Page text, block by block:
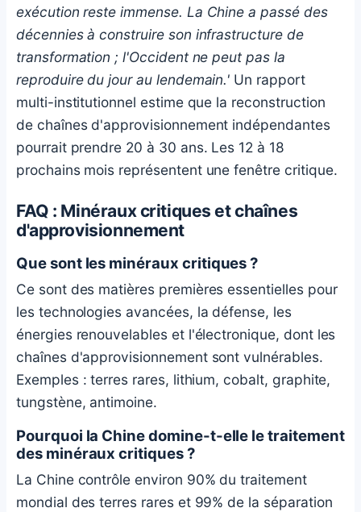
exécution reste immense. La Chine a passé des
décennies à construire son infrastructure de
transformation ; l'Occident ne peut pas la
reproduire du jour au lendemain.' Un rapport
multi-institutionnel estime que la reconstruction
de chaînes d'approvisionnement indépendantes
pourrait prendre 20 à 30 ans. Les 12 à 18
prochains mois représentent une fenêtre critique.
FAQ : Minéraux critiques et chaînes
d'approvisionnement
Que sont les minéraux critiques ?
Ce sont des matières premières essentielles pour
les technologies avancées, la défense, les
énergies renouvelables et l'électronique, dont les
chaînes d'approvisionnement sont vulnérables.
Exemples : terres rares, lithium, cobalt, graphite,
tungstène, antimoine.
Pourquoi la Chine domine-t-elle le traitement
des minéraux critiques ?
La Chine contrôle environ 90% du traitement
mondial des terres rares et 99% de la séparation